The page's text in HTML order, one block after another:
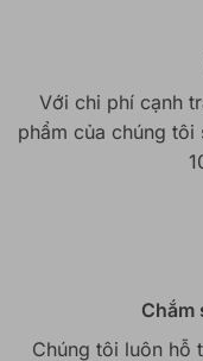
Với chi phí cạnh
phẩm của chúng
Chắm
Chúng tôi luôn hỗ